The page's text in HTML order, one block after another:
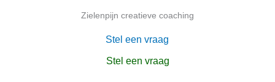
Zielenpijn creatieve coaching
Hoofdmenu
Stel een vraag
Stel een vraag